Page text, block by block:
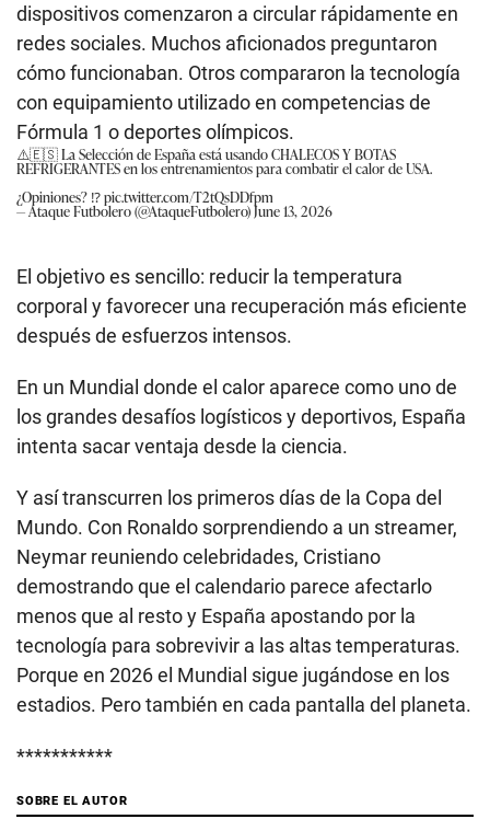
dispositivos comenzaron a circular rápidamente en
redes sociales. Muchos aficionados preguntaron
cómo funcionaban. Otros compararon la tecnología
con equipamiento utilizado en competencias de
Fórmula 1 o deportes olímpicos.
⚠️🇪🇸 La Selección de España está usando CHALECOS Y BOTAS
REFRIGERANTES en los entrenamientos para combatir el calor de USA.
¿Opiniones? ⁉️pic.twitter.com/T2tQsDDfpm
— Ataque Futbolero (@AtaqueFutbolero)June 13, 2026
El objetivo es sencillo: reducir la temperatura
corporal y favorecer una recuperación más eficiente
después de esfuerzos intensos.
En un Mundial donde el calor aparece como uno de
los grandes desafíos logísticos y deportivos, España
intenta sacar ventaja desde la ciencia.
Y así transcurren los primeros días de la Copa del
Mundo. Con Ronaldo sorprendiendo a un streamer,
Neymar reuniendo celebridades, Cristiano
demostrando que el calendario parece afectarlo
menos que al resto y España apostando por la
tecnología para sobrevivir a las altas temperaturas.
Porque en 2026 el Mundial sigue jugándose en los
estadios. Pero también en cada pantalla del planeta.
***********
SOBRE EL AUTOR